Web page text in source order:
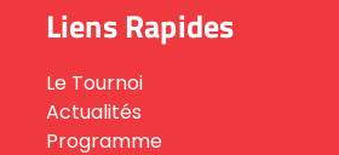
Liens Rapides
Le Tournoi
Actualités
Programme